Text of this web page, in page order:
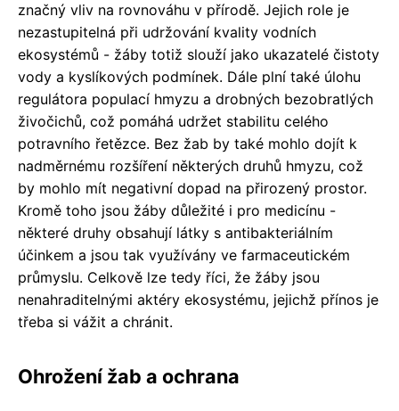
značný vliv na rovnováhu v přírodě. Jejich role je
nezastupitelná při udržování kvality vodních
ekosystémů - žáby totiž slouží jako ukazatelé čistoty
vody a kyslíkových podmínek. Dále plní také úlohu
regulátora populací hmyzu a drobných bezobratlých
živočichů, což pomáhá udržet stabilitu celého
potravního řetězce. Bez žab by také mohlo dojít k
nadměrnému rozšíření některých druhů hmyzu, což
by mohlo mít negativní dopad na přirozený prostor.
Kromě toho jsou žáby důležité i pro medicínu -
některé druhy obsahují látky s antibakteriálním
účinkem a jsou tak využívány ve farmaceutickém
průmyslu. Celkově lze tedy říci, že žáby jsou
nenahraditelnými aktéry ekosystému, jejichž přínos je
třeba si vážit a chránit.
Ohrožení žab a ochrana